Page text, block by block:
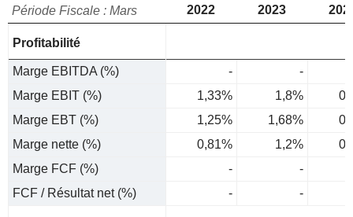
Période Fiscale : Mars 2022 2023
Profitabilité
Marge EBITDA (%) -
-
Marge EBIT (%)
1,33% 1,8%
Marge EBT (%)
1,25% 1,68%
Marge nette (%)
0,81% 1,2%
Marge FCF (%)
-
-
FCF / Résultat net (%)
- -